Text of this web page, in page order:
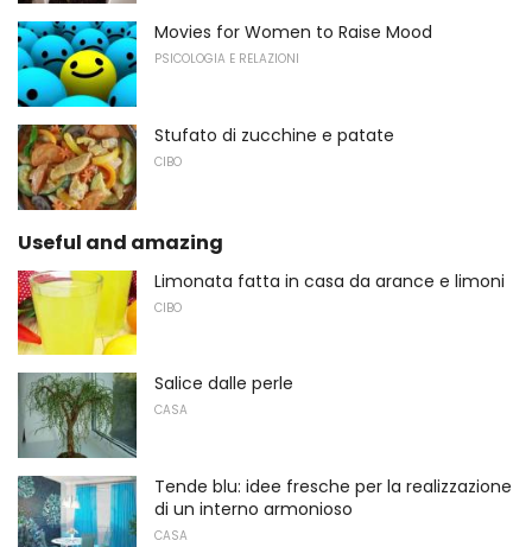
Movies for Women to Raise Mood
PSICOLOGIA E RELAZIONI
Stufato di zucchine e patate
CIBO
Useful and amazing
Limonata fatta in casa da arance e limoni
CIBO
Salice dalle perle
CASA
Tende blu: idee fresche per la realizzazione
di un interno armonioso
CASA